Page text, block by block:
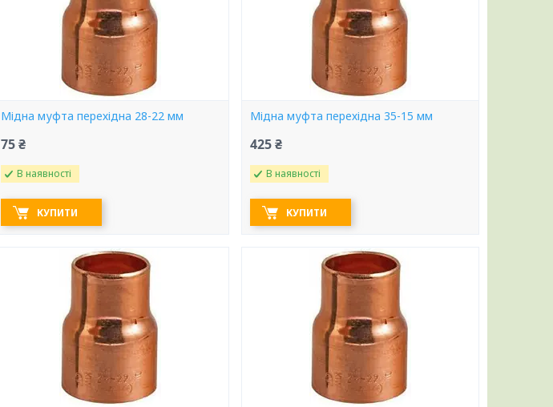
Мідна муфта перехідна 28-22 мм
75 ₴
В наявності
КУПИТИ
Мідна муфта перехідна 35-15 мм
425 ₴
В наявності
КУПИТИ